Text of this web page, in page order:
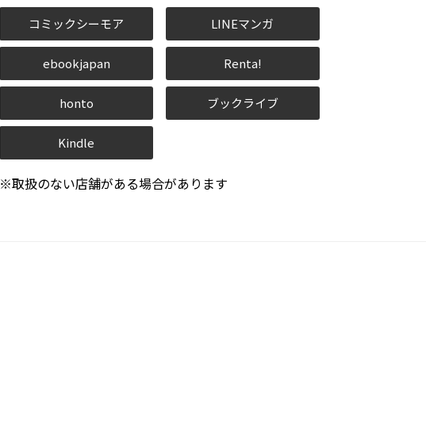
コミックシーモア LINEマンガ
ebookjapan Renta!
honto ブックライブ
Kindle
※取扱のない店舗がある場合があります